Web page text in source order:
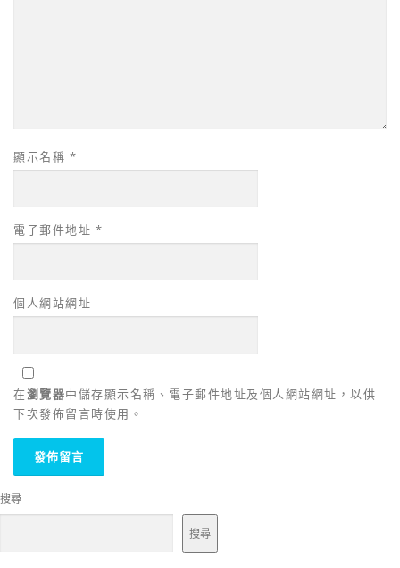
顯示名稱 *
電子郵件地址 *
個人網站網址
在瀏覽器中儲存顯示名稱、電子郵件地址及個人網站網址，以供
下次發佈留言時使用。
搜尋
搜尋